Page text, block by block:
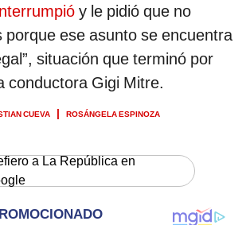
y le pidió que no
porque ese asunto se encuentra
situación que terminó por
conductora Gigi Mitre.
CUEVA
ROSÁNGELA ESPINOZA
a La República en